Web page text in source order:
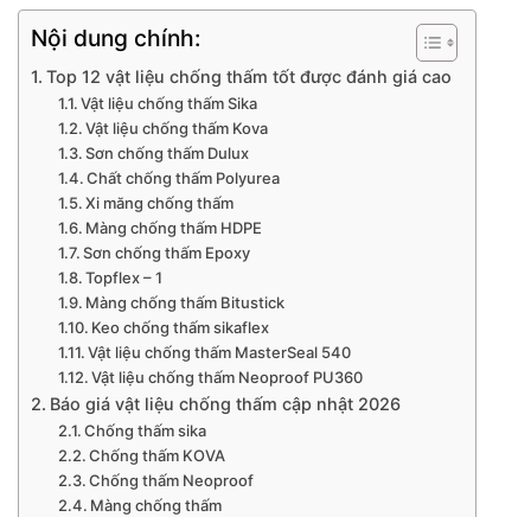
Nội dung chính:
Top 12 vật liệu chống thấm tốt được đánh giá cao
Vật liệu chống thấm Sika
Vật liệu chống thấm Kova
Sơn chống thấm Dulux
Chất chống thấm Polyurea
Xi măng chống thấm
Màng chống thấm HDPE
Sơn chống thấm Epoxy
Topflex – 1
Màng chống thấm Bitustick
Keo chống thấm sikaflex
Vật liệu chống thấm MasterSeal 540
Vật liệu chống thấm Neoproof PU360
Báo giá vật liệu chống thấm cập nhật 2026
Chống thấm sika
Chống thấm KOVA
Chống thấm Neoproof
Màng chống thấm